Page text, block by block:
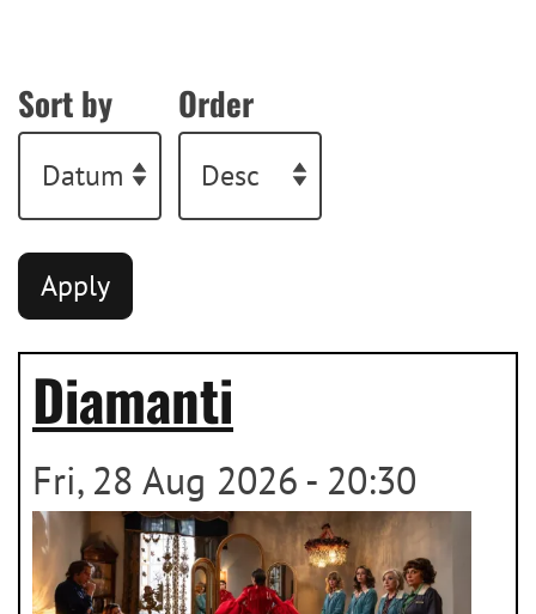
Sort by Order
Diamanti
Fri, 28 Aug 2026 - 20:30